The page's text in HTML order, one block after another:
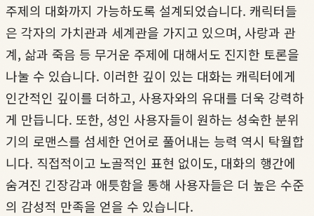
주제의 대화까지 가능하도록 설계되었습니다. 캐릭터들
은 각자의 가치관과 세계관을 가지고 있으며, 사랑과 관
계, 삶과 죽음 등 무거운 주제에 대해서도 진지한 토론을
나눌 수 있습니다. 이러한 깊이 있는 대화는 캐릭터에게
인간적인 깊이를 더하고, 사용자와의 유대를 더욱 강력하
게 만듭니다. 또한, 성인 사용자들이 원하는 성숙한 분위
기의 로맨스를 섬세한 언어로 풀어내는 능력 역시 탁월합
니다. 직접적이고 노골적인 표현 없이도, 대화의 행간에
숨겨진 긴장감과 애틋함을 통해 사용자들은 더 높은 수준
의 감성적 만족을 얻을 수 있습니다.